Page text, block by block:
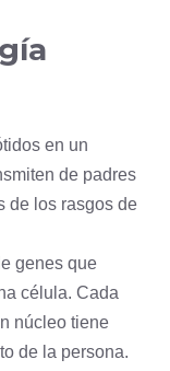
en un
de padres
de los rasgos de
genes que
célula. Cada
núcleo tiene
de la persona.